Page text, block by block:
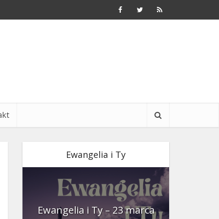
Ewangelia i Ty
Ewangelia i Ty – 23 marca